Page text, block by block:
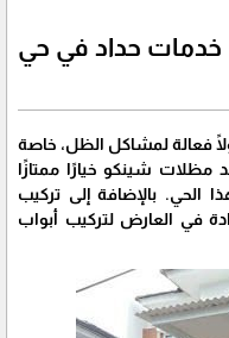
حداد في حي
فعالة لمشاكل الظل، خاصة
مظلات شينكو خيارًا ممتازًا
الحي. بالإضافة إلى تركيب
في العارض لتركيب أبواب